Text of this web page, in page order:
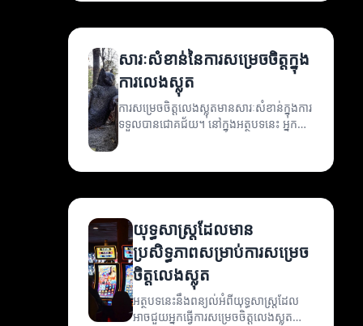
សារៈសំខាន់នៃការសម្រេចចិត្តក្នុង
ការលេងស្លុត
ការសម្រេចចិត្តលេងស្លុតមានសារៈសំខាន់ក្នុងការ
ទទួលបានជោគជ័យ។ នៅក្នុងអត្ថបទនេះ អ្នក
នឹងរកឃើញពីវិធីសាស្ត្រសំរាប់ការសម្រេចចិត្ត
យុទ្ធសាស្ត្រដែលមាន
ប្រសិទ្ធភាពសម្រាប់ការសម្រេច
ចិត្តលេងស្លុត
អត្ថបទនេះនឹងពន្យល់អំពីយុទ្ធសាស្ត្រដែល
អាចជួយអ្នកធ្វើការសម្រេចចិត្តលេងស្លុត